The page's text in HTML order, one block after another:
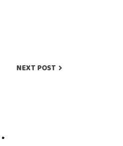
NEXT POST
*